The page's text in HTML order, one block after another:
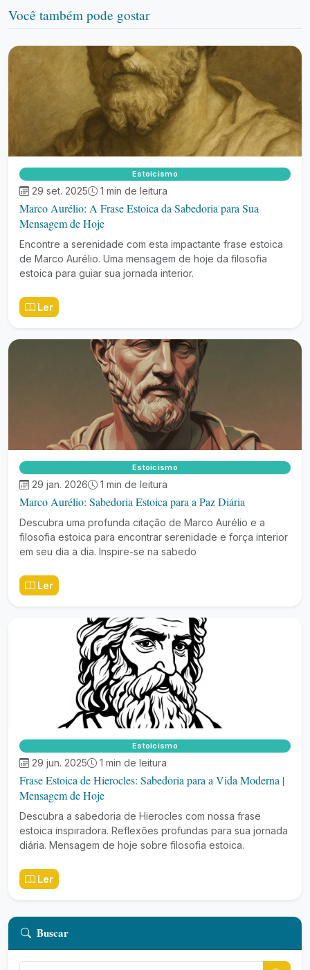
Você também pode gostar
Estoicismo
29 set. 2025 1 min de leitura
Marco Aurélio: A Frase Estoica da Sabedoria para Sua
Mensagem de Hoje
Encontre a serenidade com esta impactante frase estoica
de Marco Aurélio. Uma mensagem de hoje da filosofia
estoica para guiar sua jornada interior.
Ler
Estoicismo
29 jan. 2026 1 min de leitura
Marco Aurélio: Sabedoria Estoica para a Paz Diária
Descubra uma profunda citação de Marco Aurélio e a
filosofia estoica para encontrar serenidade e força interior
em seu dia a dia. Inspire-se na sabedo
Ler
Estoicismo
29 jun. 2025 1 min de leitura
Frase Estoica de Hierocles: Sabedoria para a Vida Moderna |
Mensagem de Hoje
Descubra a sabedoria de Hierocles com nossa frase
estoica inspiradora. Reflexões profundas para sua jornada
diária. Mensagem de hoje sobre filosofia estoica.
Ler
Buscar